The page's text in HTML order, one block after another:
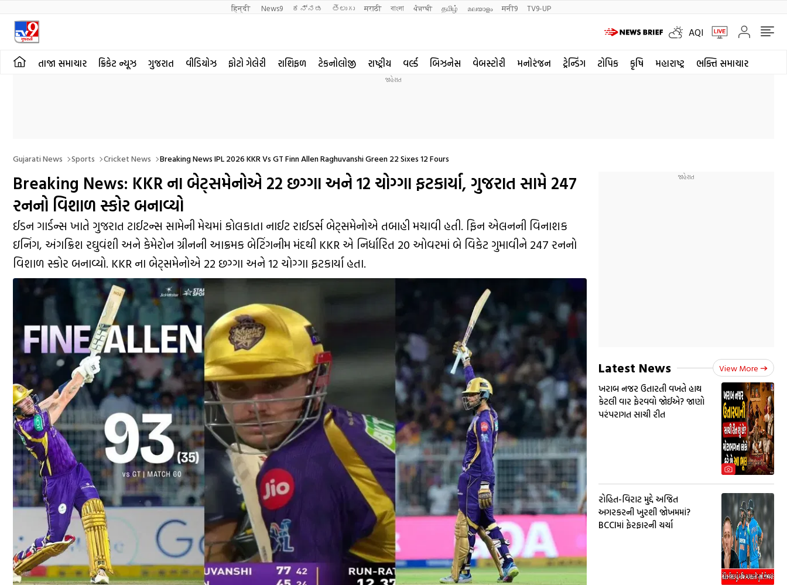
हिन्दी News9 ಕನ್ನಡ తెలుగు मराठी বাংলা ਪੰਜਾਬੀ தமிழ் മലയാളം मनी9 TV9-UP
AQI
તાજા સમાચાર ક્રિકેટ ન્યૂઝ ગુજરાત વીડિયોઝ ફોટો ગેલેરી રાશિફળ ટેકનોલોજી રાષ્ટ્રીય વર્લ્ડ બિઝનેસ વેબસ્ટોરી મનોરંજન ટ્રેન્ડિંગ ટોપિક કૃષિ મહારાષ્ટ્ર ભક્તિ સમાચાર
Gujarati News Sports Cricket News Breaking News IPL 2026 KKR Vs GT Finn Allen Raghuvanshi Green 22 Sixes 12 Fours
Breaking News: KKR ના બેટ્સમેનોએ 22 છગ્ગા અને 12 ચોગ્ગા ફટકાર્યા, ગુજરાત સામે 247
રનનો વિશાળ સ્કોર બનાવ્યો
ઈડન ગાર્ડન્સ ખાતે ગુજરાત ટાઈટન્સ સામેની મેચમાં કોલકાતા નાઈટ રાઈડર્સ બેટ્સમેનોએ તબાહી મચાવી હતી. ફિન એલનની વિનાશક
ઇનિંગ, અંગક્રિશ રઘુવંશી અને કેમેરોન ગ્રીનની આક્રમક બેટિંગનીમ મંદથી KKR એ નિર્ધારિત 20 ઓવરમાં બે વિકેટ ગુમાવીને 247 રનનો
વિશાળ સ્કોર બનાવ્યો. KKR ના બેટ્સમેનોએ 22 છગ્ગા અને 12 ચોગ્ગા ફટકાર્યા હતા.
Latest News View More
ખરાબ નજર ઉતારતી વખતે હાથ
કેટલી વાર ફેરવવો જોઈએ? જાણો
પરંપરાગત સાચી રીત
રોહિત-વિરાટ મુદ્દે અજિત
અગરકરની ખુરશી જોખમમાં?
BCCIમાં ફેરફારની ચર્ચા